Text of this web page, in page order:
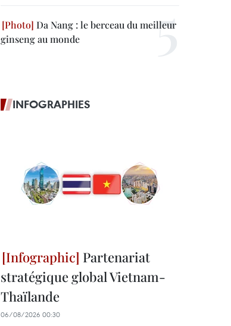
Da Nang : le berceau du meilleur
ginseng au monde
INFOGRAPHIES
Partenariat
stratégique global Vietnam-
Thaïlande
06/08/2026 00:30